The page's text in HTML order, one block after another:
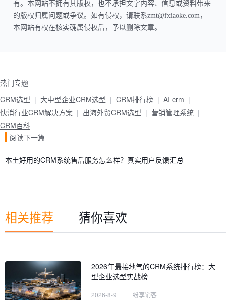
有。本网站不拥有其版权，也不承担文字内容、信息或资料带来
的版权归属问题或争议。如有侵权，请联系zmt@fxiaoke.com，
本网站有权在核实确属侵权后，予以删除文章。
热门专题
CRM选型
大中型企业CRM选型 CRM排行榜
AI crm
快消行业CRM解决方案
出海外贸CRM选型
营销管理系统
CRM百科
阅读下一篇
本土好用的CRM系统售后服务怎么样？真实用户反馈汇总
相关推荐 猜你喜欢
2026年最接地气的CRM系统排行榜：大
型企业选型实战榜
2026-8-9 | 纷享销客